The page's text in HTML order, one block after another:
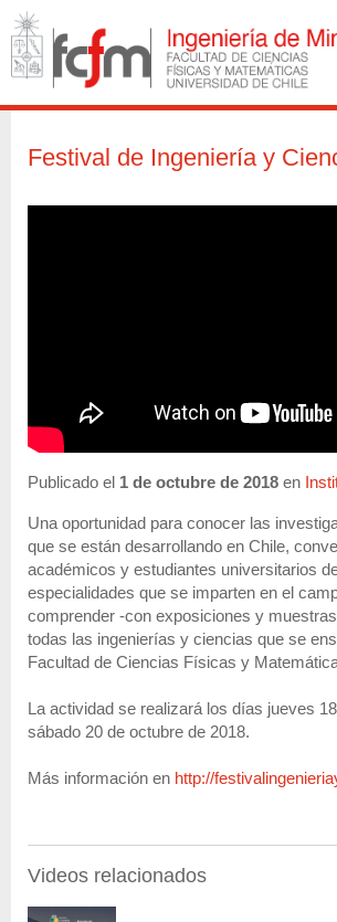
Festival de Ingeniería y
Videos relacionados
Publicado el 1 de octubre de 2018 en
Una oportunidad para conocer las
que se están desarrollando en Chile,
académicos y estudiantes universitarios
especialidades que se imparten en el
comprender -con exposiciones y
todas las ingenierías y ciencias que se
Facultad de Ciencias Físicas y
La actividad se realizará los días jueves
sábado 20 de octubre de 2018.
Más información en http://